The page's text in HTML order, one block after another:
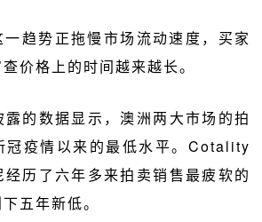
趋势正拖慢市场流动速度，买家
价格上的时间越来越长。
的数据显示，澳洲两大市场的拍
冠疫情以来的最低水平。Cotality
历了六年多来拍卖销售最疲软的
五年新低。